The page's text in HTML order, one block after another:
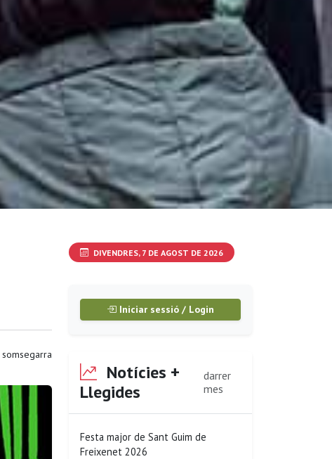
somsegarra
DIVENDRES, 7 DE AGOST DE 2026
Iniciar sessió / Login
Notícies +
Llegides
darrer
mes
Festa major de Sant Guim de
Freixenet 2026